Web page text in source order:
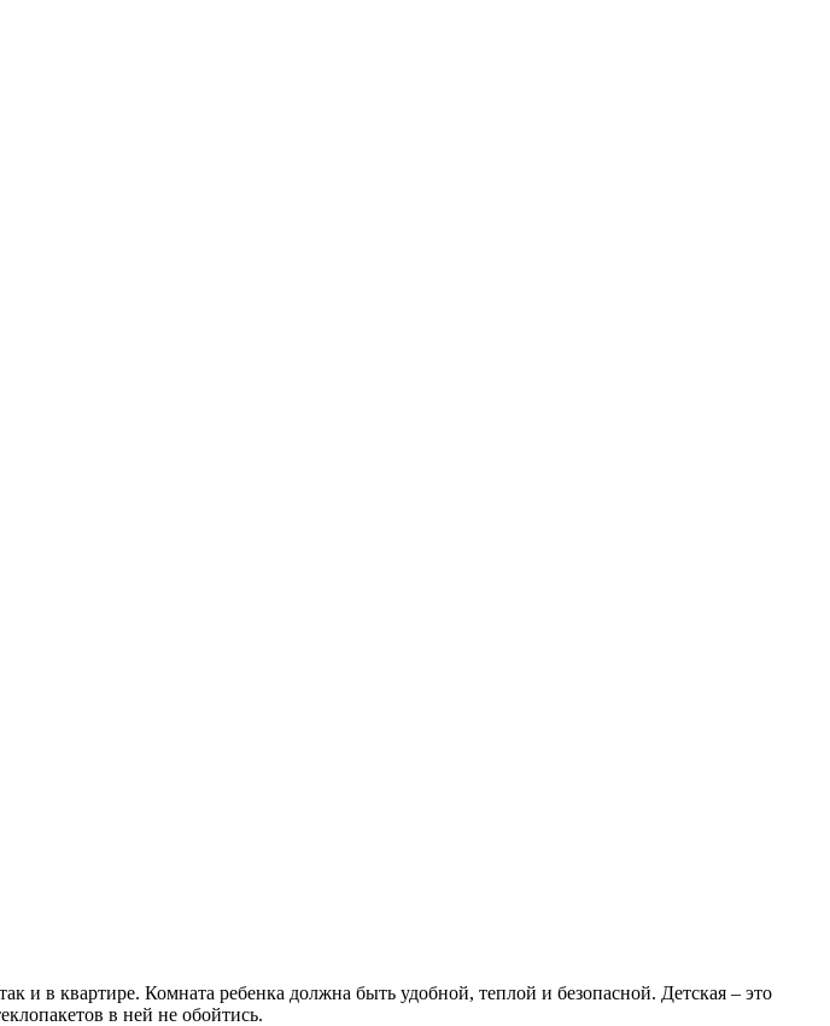
и в квартире. Комната ребенка должна быть удобной, теплой и безопасной. Детская – это
в ней не обойтись.